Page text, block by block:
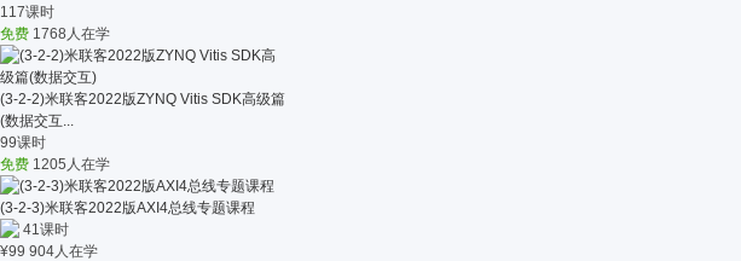
117课时
免费 1768人在学
(3-2-2)米联客2022版ZYNQ Vitis SDK高级篇
(数据交互...
99课时
免费 1205人在学
(3-2-3)米联客2022版AXI4总线专题课程
41课时
¥99 904人在学